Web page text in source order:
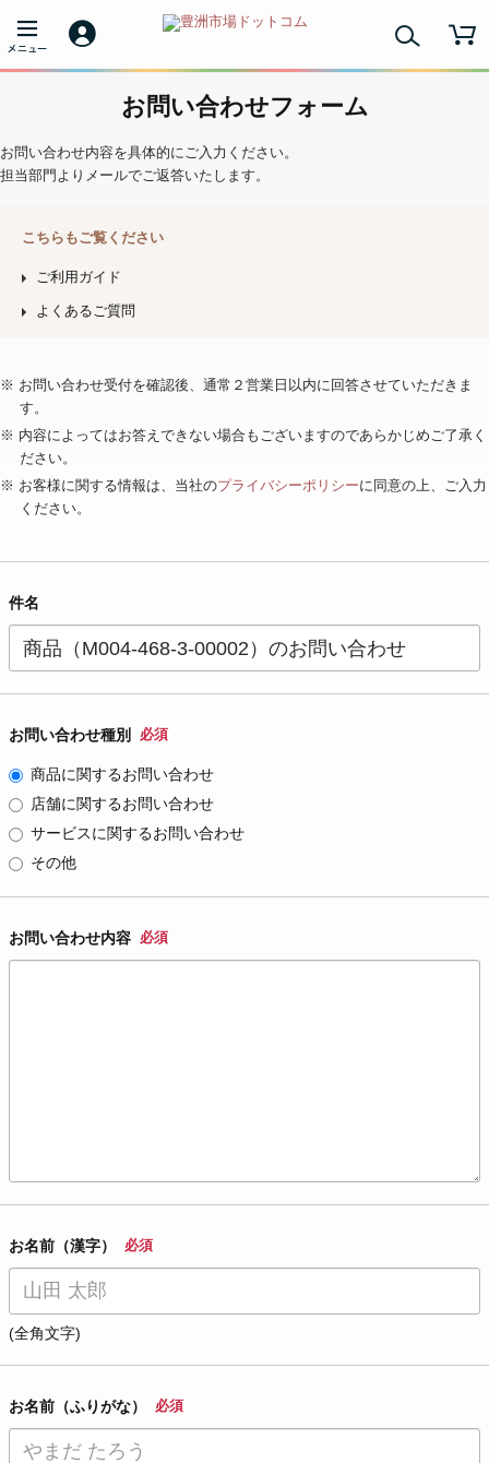
お問い合わせフォーム
お問い合わせ内容を具体的にご入力ください。
担当部門よりメールでご返答いたします。
こちらもご覧ください
ご利用ガイド
よくあるご質問
※ お問い合わせ受付を確認後、通常２営業日以内に回答させていただきま
す。
※ 内容によってはお答えできない場合もございますのであらかじめご了承く
ださい。
※ お客様に関する情報は、当社のプライバシーポリシーに同意の上、ご入力
ください。
件名
お問い合わせ種別 必須
商品に関するお問い合わせ
店舗に関するお問い合わせ
サービスに関するお問い合わせ
その他
お問い合わせ内容 必須
お名前（漢字） 必須
(全角文字)
お名前（ふりがな） 必須